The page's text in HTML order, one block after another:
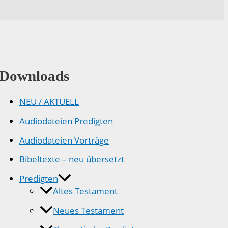
NEU / AKTUELL
Audiodateien Predigten
Audiodateien Vorträge
Bibeltexte – neu übersetzt
Predigten
Altes Testament
Neues Testament